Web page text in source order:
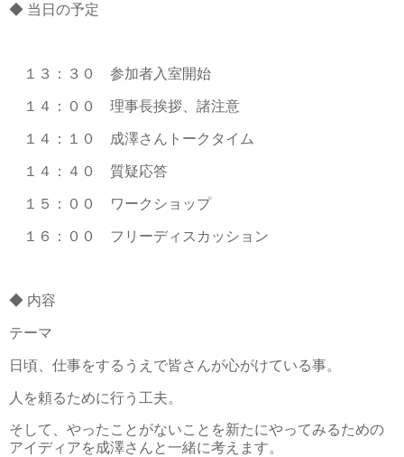
◆ 当日の予定
１３：３０ 参加者入室開始
１４：００ 理事長挨拶、諸注意
１４：１０ 成澤さんトークタイム
１４：４０ 質疑応答
１５：００ ワークショップ
１６：００ フリーディスカッション
◆ 内容
テーマ
日頃、仕事をするうえで皆さんが心がけている事。
人を頼るために行う工夫。
そして、やったことがないことを新たにやってみるための
アイディアを成澤さんと一緒に考えます。